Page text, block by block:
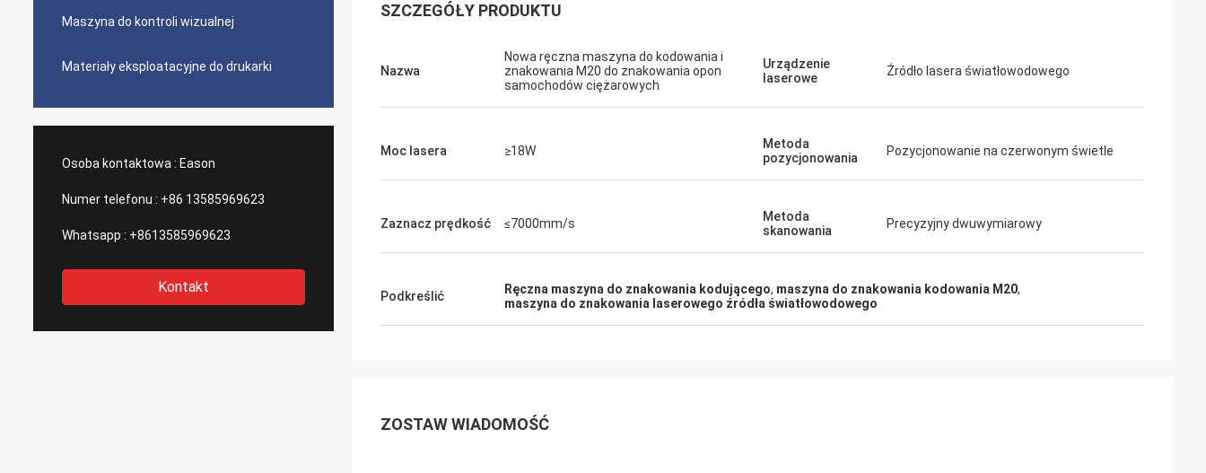
Maszyna do kontroli wizualnej
Materiały eksploatacyjne do drukarki
Osoba kontaktowa : Eason
Numer telefonu : +86 13585969623
Whatsapp : +8613585969623
Kontakt
SZCZEGÓŁY PRODUKTU
Nazwa
Nowa ręczna maszyna do kodowania i
znakowania M20 do znakowania opon
samochodów ciężarowych
Urządzenie
laserowe
Źródło lasera światłowodowego
Moc lasera ≥18W
Metoda
pozycjonowania
Pozycjonowanie na czerwonym świetle
Zaznacz prędkość ≤7000mm/s
Metoda
skanowania
Precyzyjny dwuwymiarowy
Podkreślić Ręczna maszyna do znakowania kodującego, maszyna do znakowania kodowania M20,
maszyna do znakowania laserowego źródła światłowodowego
ZOSTAW WIADOMOŚĆ